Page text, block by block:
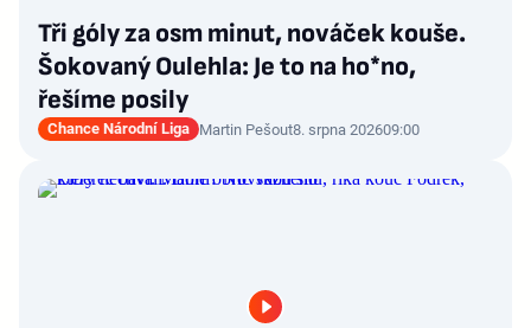
Tři góly za osm minut, nováček kouše.
Šokovaný Oulehla: Je to na ho*no,
řešíme posily
Chance Národní Liga Martin Pešout8. srpna 202609:00